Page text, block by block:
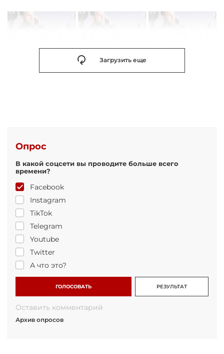
Загрузить еще
Опрос
В какой соцсети вы проводите больше всего
времени?
Facebook
Instagram
TikTok
Telegram
Youtube
Twitter
А что это?
ГОЛОСОВАТЬ РЕЗУЛЬТАТ
Оставить комментарий
Архив опросов